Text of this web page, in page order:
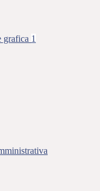
grafica 1